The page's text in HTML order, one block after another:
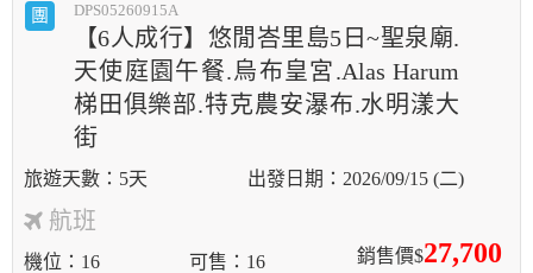
團 DPS05260915A
【6人成行】悠閒峇里島5日~聖泉廟.
天使庭園午餐.烏布皇宮.Alas Harum
梯田俱樂部.特克農安瀑布.水明漾大
街
5天 2026/09/15 (二)
航班
銷售價$27,700
機位 16 可售 16